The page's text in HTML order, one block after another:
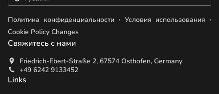
Политика конфиденциальности . Условия использования .
Cookie Policy Changes
Свяжитесь с нами
Friedrich-Ebert-Straße 2, 67574 Osthofen, Germany
+49 6242 9133452
Links